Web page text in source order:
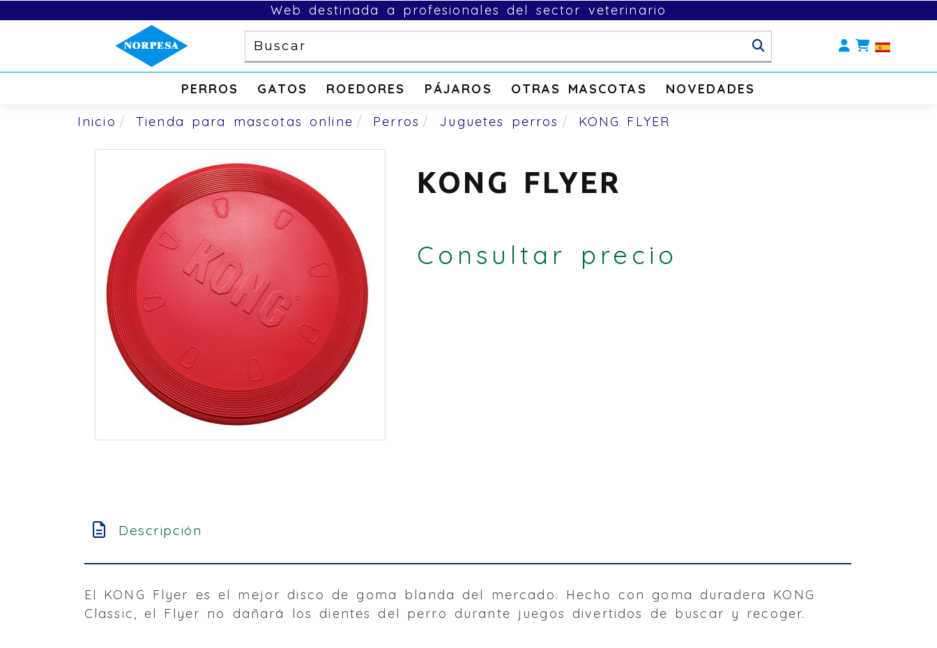
Web destinada a profesionales del sector veterinario
Identifícate
PERROS GATOS ROEDORES PÁJAROS OTRAS MASCOTAS NOVEDADES
Inicio Tienda para mascotas online Perros Juguetes perros KONG FLYER
KONG FLYER
Consultar precio
Descripción
El KONG Flyer es el mejor disco de goma blanda del mercado. Hecho con goma duradera KONG
Classic, el Flyer no dañará los dientes del perro durante juegos divertidos de buscar y recoger.